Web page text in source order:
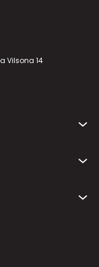
Vilsona 14